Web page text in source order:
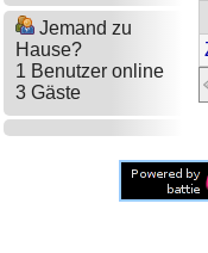
Jemand zu
Hause?
1 Benutzer online
3 Gäste